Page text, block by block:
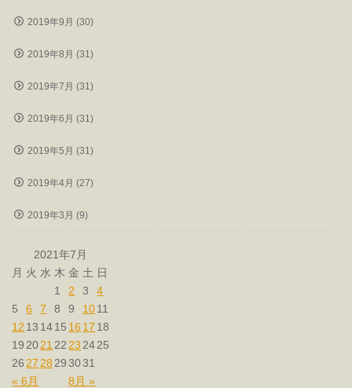
2019年9月 (30)
2019年8月 (31)
2019年7月 (31)
2019年6月 (31)
2019年5月 (31)
2019年4月 (27)
2019年3月 (9)
2021年7月
月 火 水 木 金 土 日
« 6月 8月 »
1 2 3
4
5
6 7 8 9 1011
12 13 1415 16 17 18
19 2021 22 23 2425
26 27 28 29 3031